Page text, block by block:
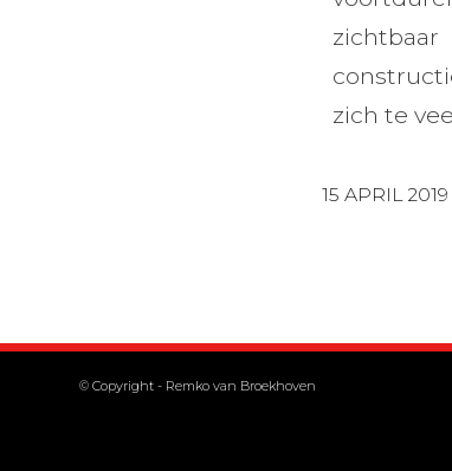
zich te
15 APRIL 2019
© Copyright - Remko van Broekhoven